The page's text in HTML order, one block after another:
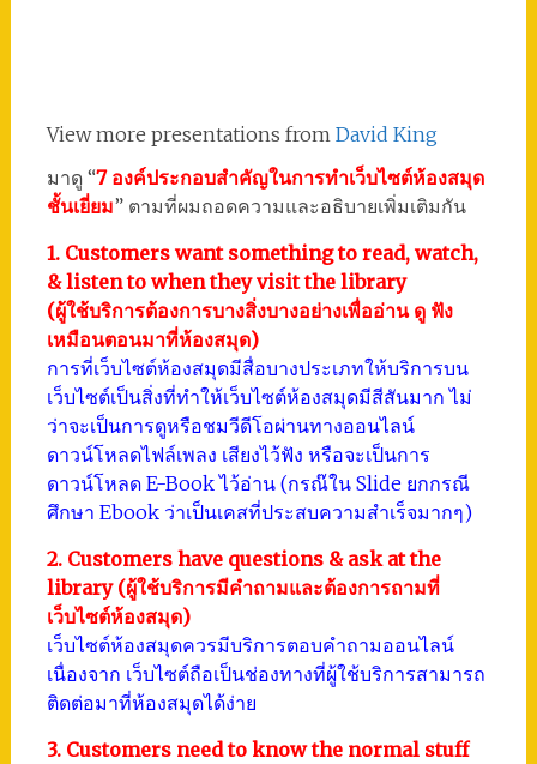
View more presentations from David King
มาดู “7 องค์ประกอบสำคัญในการทำเว็บไซต์ห้องสมุด
ชั้นเยี่ยม” ตามที่ผมถอดความและอธิบายเพิ่มเติมกัน
1. Customers want something to read, watch,
& listen to when they visit the library
(ผู้ใช้บริการต้องการบางสิ่งบางอย่างเพื่ออ่าน ดู ฟัง
เหมือนตอนมาที่ห้องสมุด)
การที่เว็บไซต์ห้องสมุดมีสื่อบางประเภทให้บริการบน
เว็บไซต์เป็นสิ่งที่ทำให้เว็บไซต์ห้องสมุดมีสีสันมาก ไม่
ว่าจะเป็นการดูหรือชมวีดีโอผ่านทางออนไลน์
ดาวน์โหลดไฟล์เพลง เสียงไว้ฟัง หรือจะเป็นการ
ดาวน์โหลด E-Book ไว้อ่าน (กรณ๊ใน Slide ยกกรณี
ศึกษา Ebook ว่าเป็นเคสที่ประสบความสำเร็จมากๆ)
2. Customers have questions & ask at the
library (ผู้ใช้บริการมีคำถามและต้องการถามที่
เว็บไซต์ห้องสมุด)
เว็บไซต์ห้องสมุดควรมีบริการตอบคำถามออนไลน์
เนื่องจาก เว็บไซต์ถือเป็นช่องทางที่ผู้ใช้บริการสามารถ
ติดต่อมาที่ห้องสมุดได้ง่าย
3. Customers need to know the normal stuff